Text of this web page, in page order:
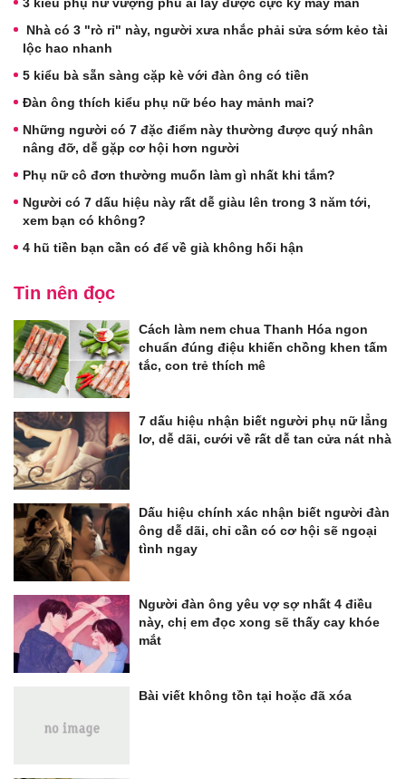
Nhà có 3 "rò rỉ" này, người xưa nhắc phải sửa sớm kẻo tài
lộc hao nhanh
5 kiểu bà sẵn sàng cặp kè với đàn ông có tiền
Đàn ông thích kiểu phụ nữ béo hay mảnh mai?
Những người có 7 đặc điểm này thường được quý nhân
nâng đỡ, dễ gặp cơ hội hơn người
Phụ nữ cô đơn thường muốn làm gì nhất khi tắm?
Người có 7 dấu hiệu này rất dễ giàu lên trong 3 năm tới,
xem bạn có không?
4 hũ tiền bạn cần có để về già không hối hận
Tin nên đọc
Cách làm nem chua Thanh Hóa ngon
chuẩn đúng điệu khiến chồng khen tấm
tắc, con trẻ thích mê
7 dấu hiệu nhận biết người phụ nữ lẳng
lơ, dễ dãi, cưới về rất dễ tan cửa nát nhà
Dấu hiệu chính xác nhận biết người đàn
ông dễ dãi, chỉ cần có cơ hội sẽ ngoại
tình ngay
Người đàn ông yêu vợ sợ nhất 4 điều
này, chị em đọc xong sẽ thấy cay khóe
mắt
Bài viết không tồn tại hoặc đã xóa